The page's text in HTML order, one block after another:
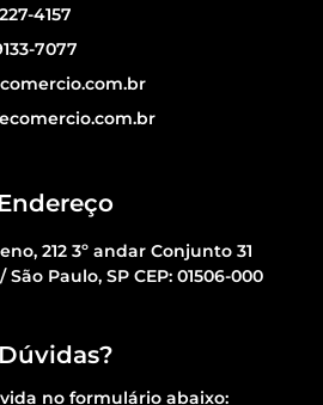
4157
7077
212 3º andar Conjunto 31
Paulo, SP CEP: 01506-000
Dúvidas?
no formulário abaixo: